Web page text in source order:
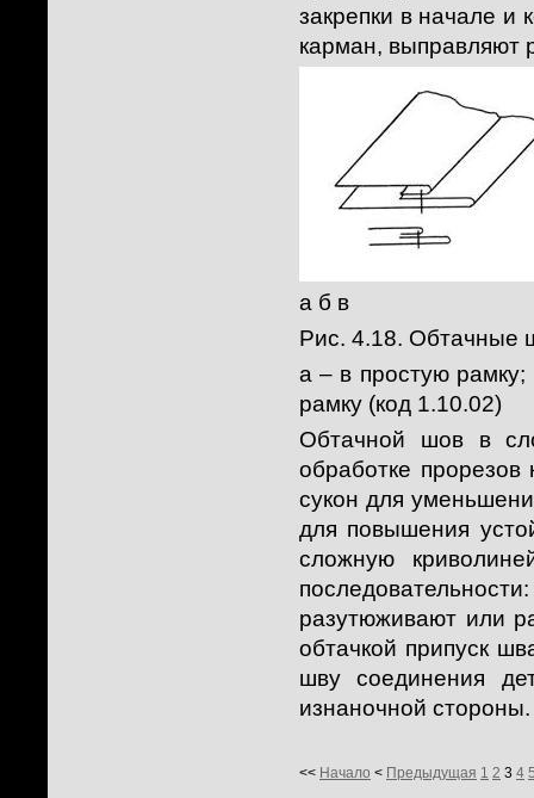
закрепки в начале и
карман, выправляют
а б в
Рис. 4.18. Обтачные
а – в простую
рамку (код 1.10.02)
Обтачной шов в
обработке
сукон для
для повышения
сложную
разутюживают или
обтачкой припуск
шву соединения
изнаночной стороны.
<< Начало < Предыдущая 1 2 3 4